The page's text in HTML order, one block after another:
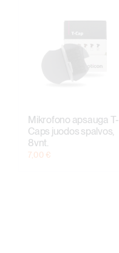
Mikrofono apsauga T-
Caps juodos spalvos,
8vnt.
7,00 €